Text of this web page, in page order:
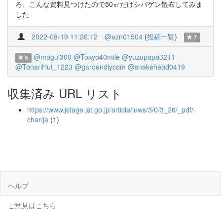
ろ、こんな資料見つけたので50㎡だけシバゲン散布してみま
した
2022-08-19 11:26:12 @ezn01504 (投稿一覧) 7
6 @mogul300 @Tokyo40mile @yuzupapa3211
@TonariHut_1223 @gardendiycom @snakehead0419
収集済み URL リスト
https://www.jstage.jst.go.jp/article/iuws/3/0/3_26/_pdf/-
char/ja (1)
ヘルプ
ご意見はこちら